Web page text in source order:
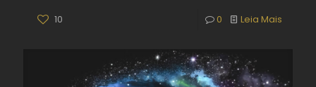
10 0 Leia Mais